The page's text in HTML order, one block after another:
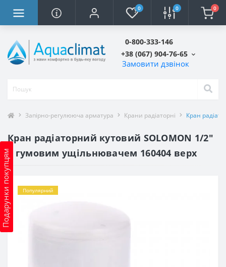
0 0 0
0-800-333-146
+38 (067) 904-76-65
Замовити дзвінок
Подарунки покупцям
Запірно-регулююча арматура Крани радіаторні Кран
Кран радіаторний кутовий SOLOMON 1/2″
з гумовим ущільнювачем 160404 верх
Популярний